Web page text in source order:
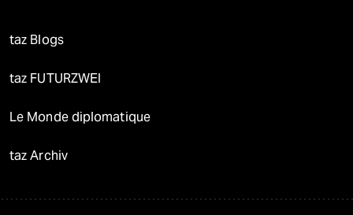
taz Blogs
taz FUTURZWEI
Le Monde diplomatique
taz Archiv